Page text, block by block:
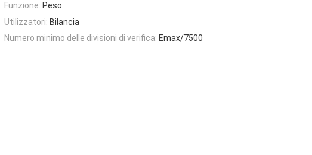
Funzione: Peso
Utilizzatori: Bilancia
Numero minimo delle divisioni di verifica: Emax/7500